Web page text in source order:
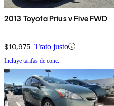
2013 Toyota Prius v Five FWD
$10,975 Trato justo
Incluye tarifas de conc.